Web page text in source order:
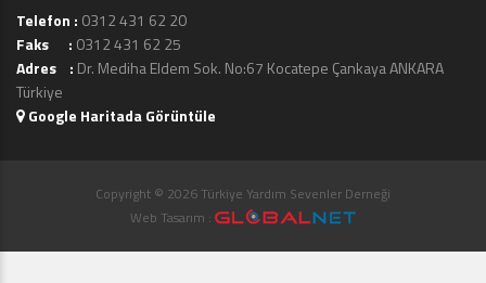
Telefon : 0312 431 62 20
Faks : 0312 431 62 25
Adres : Dr. Mediha Eldem Sok. No:67 Kocatepe Çankaya ANKARA
Türkiye
Google Haritada Görüntüle
Copyright © 2026 Türkiye Yardım Sevenler Derneği
Web Tasarım :